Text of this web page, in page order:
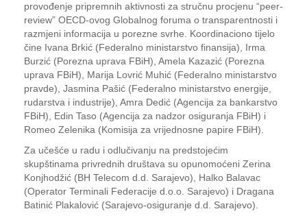
provođenje pripremnih aktivnosti za stručnu procjenu “peer-
review” OECD-ovog Globalnog foruma o transparentnosti i
razmjeni informacija u porezne svrhe. Koordinaciono tijelo
čine Ivana Brkić (Federalno ministarstvo finansija), Irma
Burzić (Porezna uprava FBiH), Amela Kazazić (Porezna
uprava FBiH), Marija Lovrić Muhić (Federalno ministarstvo
pravde), Jasmina Pašić (Federalno ministarstvo energije,
rudarstva i industrije), Amra Dedić (Agencija za bankarstvo
FBiH), Edin Taso (Agencija za nadzor osiguranja FBiH) i
Romeo Zelenika (Komisija za vrijednosne papire FBiH).
Za učešće u radu i odlučivanju na predstojećim
skupštinama privrednih društava su opunomoćeni Zerina
Konjhodžić (BH Telecom d.d. Sarajevo), Halko Balavac
(Operator Terminali Federacije d.o.o. Sarajevo) i Dragana
Batinić Plakalović (Sarajevo-osiguranje d.d. Sarajevo).